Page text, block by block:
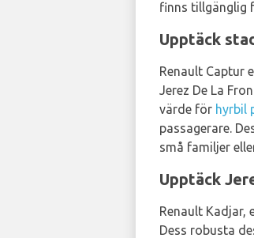
finns tillgänglig
Upptäck
Renault Captur
Jerez De La
värde för hyrbil
passagerare.
små familjer
Upptäck
Renault Kadjar,
Dess robusta